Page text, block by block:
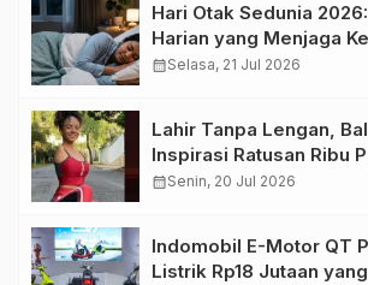
Hari Otak Sedunia
Harian yang Menjaga
calendar_monthSelasa, 21 Jul 2026
Lahir Tanpa Lengan,
Inspirasi Ratusan Ribu
calendar_monthSenin, 20 Jul 2026
Indomobil E-Motor QT
Listrik Rp18 Jutaan